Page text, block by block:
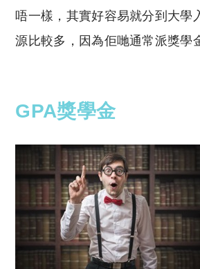
唔一樣，其實好容易就分到大學
源比較多，因為佢哋通常派獎學
GPA獎學金